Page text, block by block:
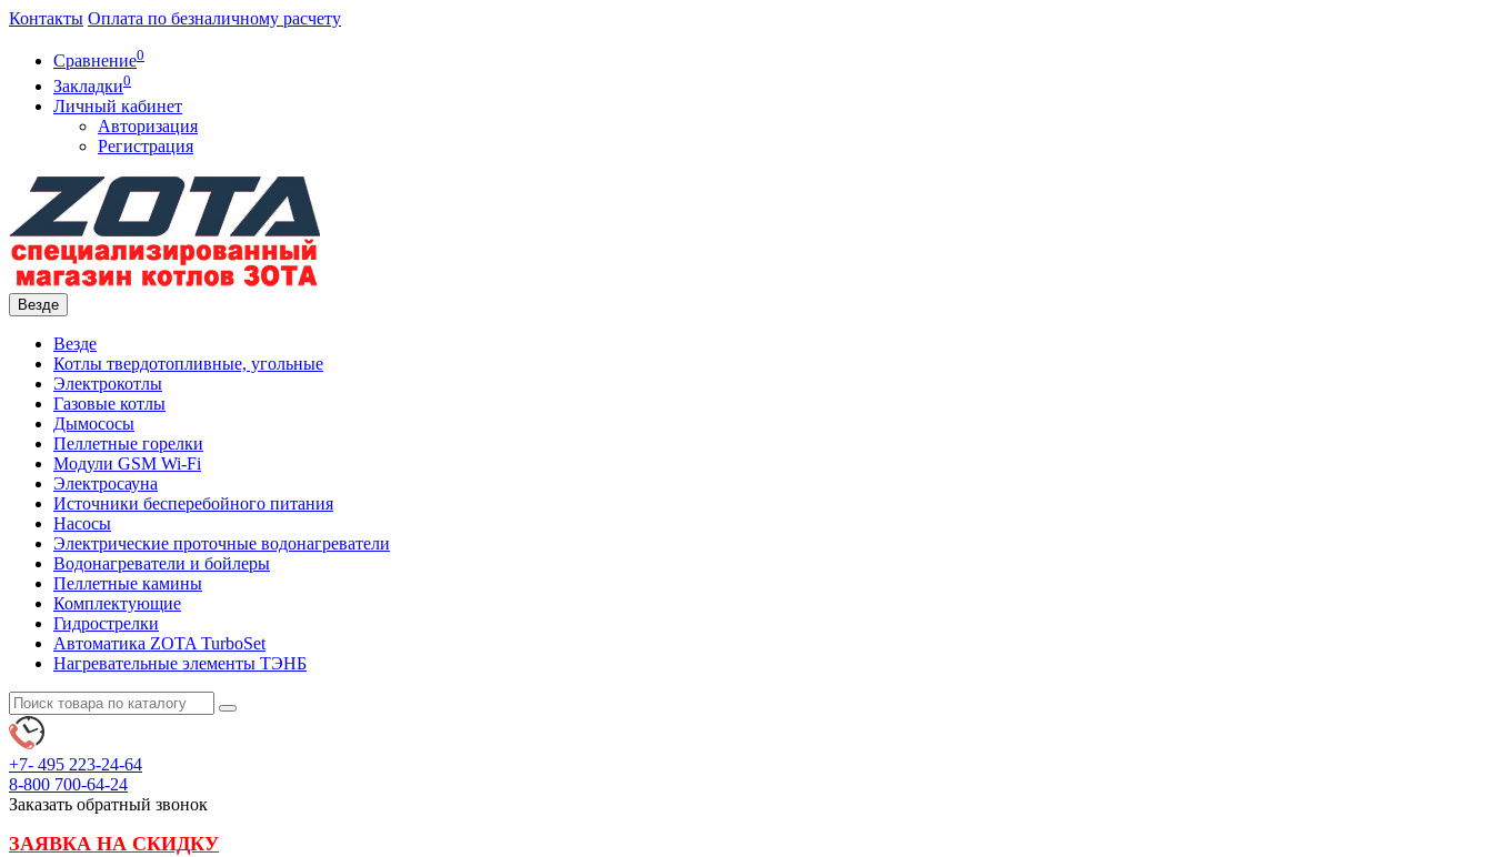
Контакты Оплата по безналичному расчету
Сравнение0
Закладки0
Личный кабинет
Авторизация
Регистрация
Везде
Везде
Котлы твердотопливные, угольные
Электрокотлы
Газовые котлы
Дымососы
Пеллетные горелки
Модули GSM Wi-Fi
Электросауна
Источники бесперебойного питания
Насосы
Электрические проточные водонагреватели
Водонагреватели и бойлеры
Пеллетные камины
Комплектующие
Гидрострелки
Автоматика ZOTA TurboSet
Нагревательные элементы ТЭНБ
+7- 495 223-24-64
8-800 700-64-24
Заказать обратный звонок
ЗАЯВКА НА СКИДКУ